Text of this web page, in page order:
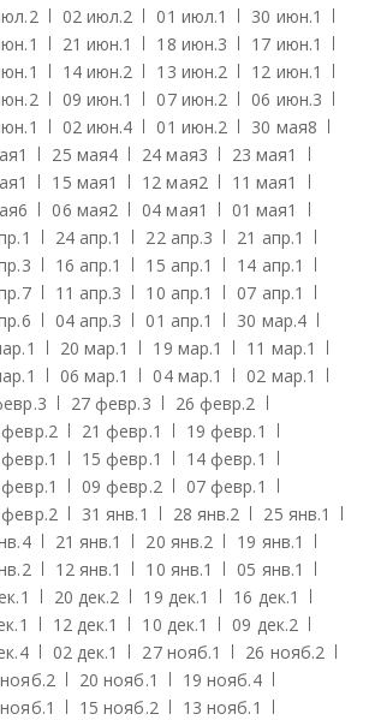
2 02 июл.2 01 июл.1 30 июн.1
1 21 июн.1 18 июн.3 17 июн.1
1 14 июн.2 13 июн.2 12 июн.1
2 09 июн.1 07 июн.2 06 июн.3
1 02 июн.4 01 июн.2 30 мая8
1 25 мая4 24 мая3 23 мая1
1 15 мая1 12 мая2 11 мая1
6 06 мая2 04 мая1 01 мая1
1 24 апр.1 22 апр.3 21 апр.1
3 16 апр.1 15 апр.1 14 апр.1
7 11 апр.3 10 апр.1 07 апр.1
6 04 апр.3 01 апр.1 30 мар.4
1 20 мар.1 19 мар.1 11 мар.1
1 06 мар.1 04 мар.1 02 мар.1
3 27 февр.3 26 февр.2
2 21 февр.1 19 февр.1
1 15 февр.1 14 февр.1
1 09 февр.2 07 февр.1
2 31 янв.1 28 янв.2 25 янв.1
4 21 янв.1 20 янв.2 19 янв.1
2 12 янв.1 10 янв.1 05 янв.1
1 20 дек.2 19 дек.1 16 дек.1
1 12 дек.1 10 дек.1 09 дек.2
4 02 дек.1 27 нояб.1 26 нояб.2
2 20 нояб.1 19 нояб.4
1 15 нояб.2 13 нояб.1